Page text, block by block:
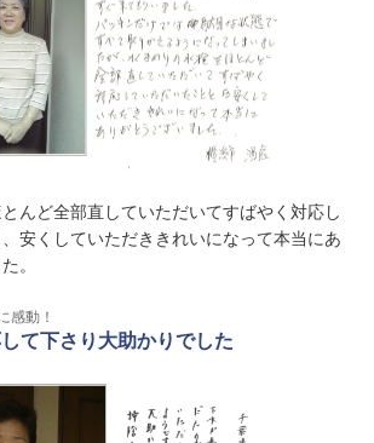
んど全部直していただいてすばやく対応し
安くしていただききれいになって本当にあ
た。
感動！
て下さり大助かりでした